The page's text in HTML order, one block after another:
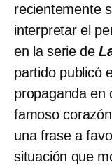
recientemente
interpretar el
en la serie de
partido publicó
propaganda
famoso
una frase a
situación que